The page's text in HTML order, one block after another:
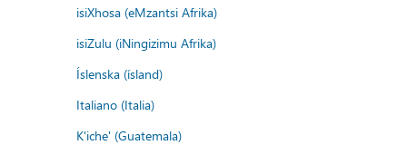
isiXhosa (eMzantsi Afrika)
isiZulu (iNingizimu Afrika)
Íslenska (ísland)
Italiano (Italia)
K'iche' (Guatemala)